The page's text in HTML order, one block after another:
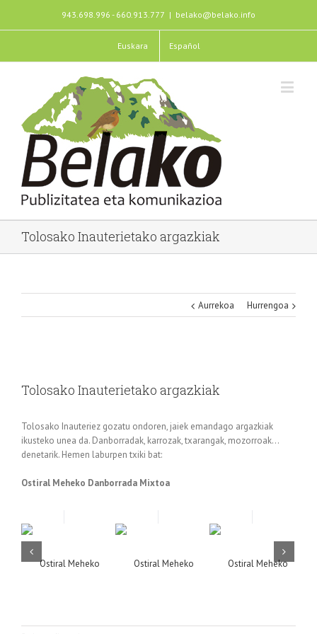
943.698.996 - 660.913.777 | belako@belako.info
Euskara Español
Tolosako Inauterietako argazkiak
Aurrekoa Hurrengoa
Tolosako Inauterietako argazkiak
Tolosako Inauteriez gozatu ondoren, jaiek emandago argazkiak
ikusteko unea da. Danborradak, karrozak, txarangak, mozorroak…
denetarik. Hemen laburpen txiki bat:
Ostiral Meheko Danborrada Mixtoa